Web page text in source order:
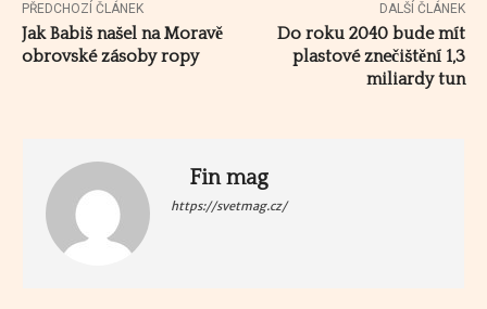
PŘEDCHOZÍ ČLÁNEK
Jak Babiš našel na Moravě
obrovské zásoby ropy
DALŠÍ ČLÁNEK
Do roku 2040 bude mít
plastové znečištění 1,3
miliardy tun
Fin mag
https://svetmag.cz/